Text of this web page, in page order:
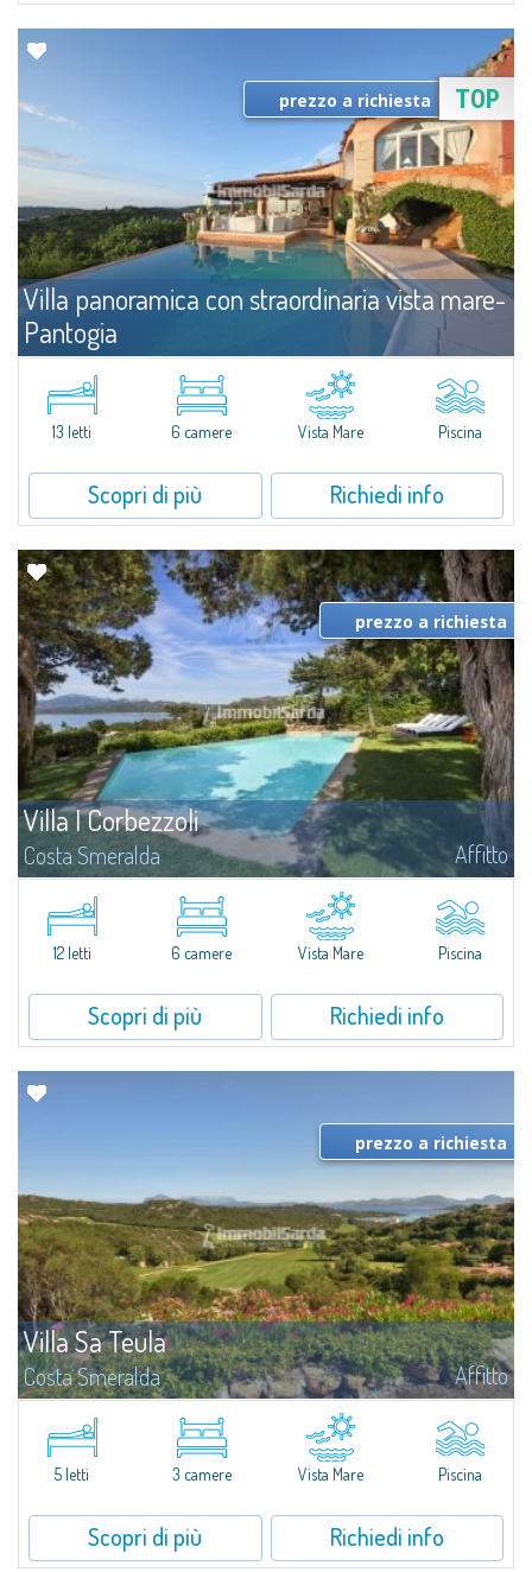
Villa panoramica con straordinaria vista mare-
Pantogia
Costa Smeralda Affitto
Le colline verdeggianti di Pantogia sono l'incantevole cornice naturale in
cui si incastona la villa, un posto in prima fila per ammirare la pittoresca
Baia del Pevero.La Villa si compone di spazi ampi e luminosi, che...
TOP
prezzo a richiesta
13 letti 6 camere Vista Mare Piscina
Scopri di più Richiedi info
Villa I Corbezzoli
Costa Smeralda Affitto
La Celvia, zona residenziale privata all'interno del Consorzio Costa
Smeralda, uno dei luoghi più eleganti e prestigiosi della Sardegna
settentrionale, situata all'ingresso della baia di Cala di...
prezzo a richiesta
12 letti 6 camere Vista Mare Piscina
Scopri di più Richiedi info
Villa Sa Teula
Costa Smeralda Affitto
Villa esclusiva con fantastica vista sul Pevero Golf e sulla baia di Cala di
Volpe. La proprietà è composta da una camera padronale con bagno e
accesso diretto alla piscina, una camera matrimoniale, una camera con...
prezzo a richiesta
5 letti 3 camere Vista Mare Piscina
Scopri di più Richiedi info